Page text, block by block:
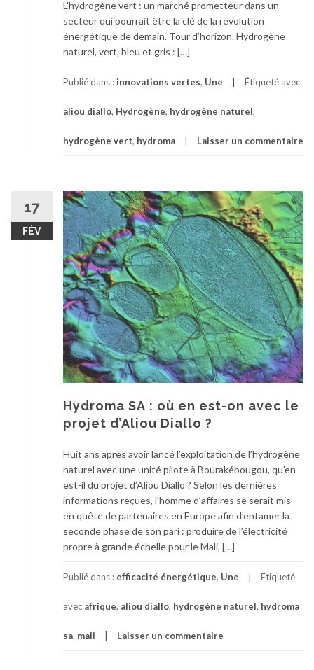
L’hydrogène vert : un marché prometteur dans un
secteur qui pourrait être la clé de la révolution
énergétique de demain. Tour d’horizon. Hydrogène
naturel, vert, bleu et gris : […]
Publié dans : innovations vertes, Une Étiqueté avec
aliou diallo, Hydrogène, hydrogène naturel,
hydrogène vert, hydroma Laisser un commentaire
17
FÉV
Hydroma SA : où en est-on avec le
projet d’Aliou Diallo ?
Huit ans après avoir lancé l’exploitation de l’hydrogène
naturel avec une unité pilote à Bourakébougou, qu’en
est-il du projet d’Aliou Diallo ? Selon les dernières
informations reçues, l’homme d’affaires se serait mis
en quête de partenaires en Europe afin d’entamer la
seconde phase de son pari : produire de l’électricité
propre à grande échelle pour le Mali, […]
Publié dans : efficacité énergétique, Une Étiqueté
avec afrique, aliou diallo, hydrogène naturel, hydroma
sa, mali Laisser un commentaire